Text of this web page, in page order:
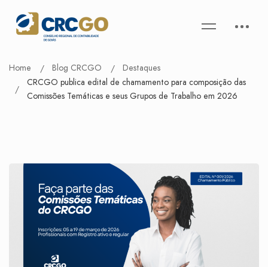
Home Blog CRCGO
Destaques
CRCGO publica edital de chamamento para composição das
Comissões Temáticas e seus Grupos de Trabalho em 2026